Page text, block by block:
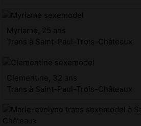
Myriame, 25 ans
Trans à Saint-Paul-Trois-Châteaux
Clementine, 32 ans
Trans à Saint-Paul-Trois-Châteaux